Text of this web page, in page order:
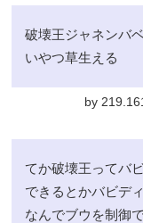
破壊王ジャネンバ
いやつ草生える
by
てか破壊王ってバ
できるとかバビデ
なんでブウを制御